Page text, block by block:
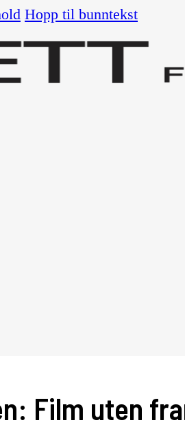
Hopp til bunntekst
Film uten